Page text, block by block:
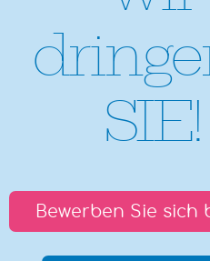
SIE!
Bewerben Sie sich